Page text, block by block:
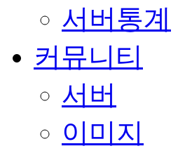
서버통계
커뮤니티
서버
이미지